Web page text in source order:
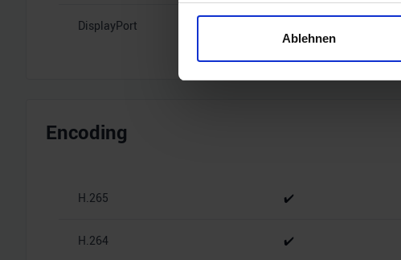
Informationen über Ihre
Erfahren Sie mehr darüber, wie
Ablehnen
DisplayPort
Encoding
H.265 ✔️
H.264 ✔️